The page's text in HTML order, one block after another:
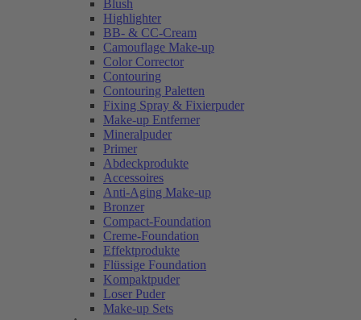
Blush
Highlighter
BB- & CC-Cream
Camouflage Make-up
Color Corrector
Contouring
Contouring Paletten
Fixing Spray & Fixierpuder
Make-up Entferner
Mineralpuder
Primer
Abdeckprodukte
Accessoires
Anti-Aging Make-up
Bronzer
Compact-Foundation
Creme-Foundation
Effektprodukte
Flüssige Foundation
Kompaktpuder
Loser Puder
Make-up Sets